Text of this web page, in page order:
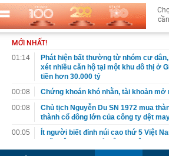
MỚI NHẤT!
01:14
Phát hiện bất thường từ nhóm cư
xét nhiều căn hộ tại một khu đô thị ở
tiền hơn 30.000 tỷ
00:08
Chứng khoán khó nhằn, tài khoản mở
00:08
Chủ tịch Nguyễn Du SN 1972 mua
thành cổ đông lớn của công ty dệt
00:05
Ít người biết đỉnh núi cao thứ 5 Việt
trekking